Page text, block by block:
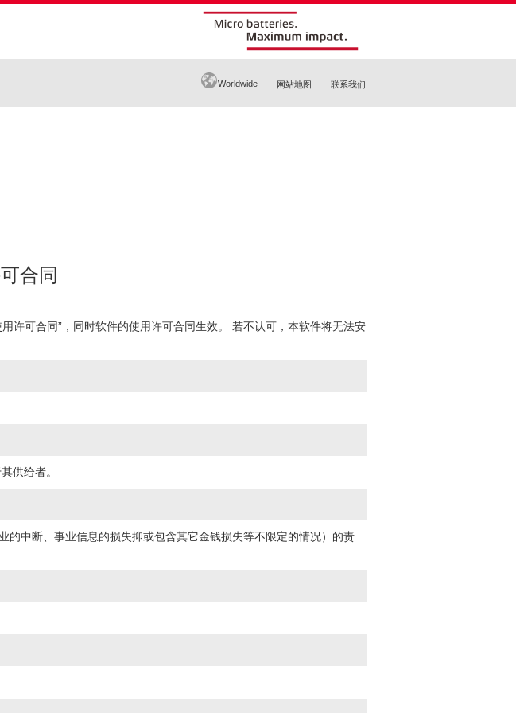
Worldwide 网站地图 联系我们
合同
许可合同”，同时软件的使用许可合同生效。 若不认可，本软件将无法安
供给者。
中断、事业信息的损失抑或包含其它金钱损失等不限定的情况）的责